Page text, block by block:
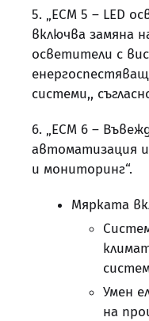
5. „ЕСМ 5 – LED
включва замяна
осветители с
системи,,
6. „ЕСМ 6 –
автоматизация
и мониторинг“.
Мярката
Умен
на